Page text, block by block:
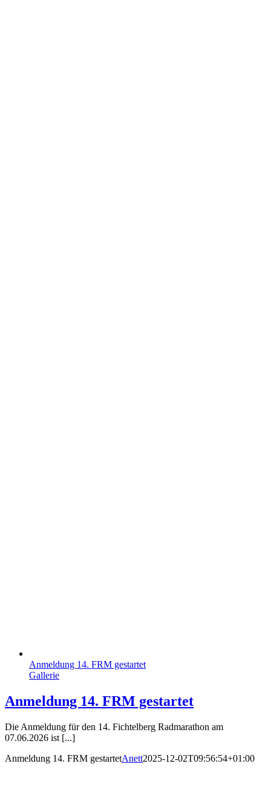
Anmeldung 14. FRM gestartet
Gallerie
Anmeldung 14. FRM gestartet
Die Anmeldung für den 14. Fichtelberg Radmarathon am
07.06.2026 ist [...]
Anmeldung 14. FRM gestartetAnett2025-12-02T09:56:54+01:00